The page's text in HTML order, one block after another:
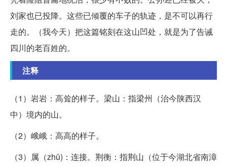
刘家也已投降。这些已倾覆的车子的轨迹，是不可以再行
走的。（我今天）把这篇铭刻在这山凹处，就是为了告诫
四川的老百姓的。
注释
（1）岩岩：高耸的样子。梁山：指梁州（治今陕西汉
中）境内的山。
（2）峨峨：高高的样子。
（3）属（zhǔ)：连接。荆衡：指荆山（位于今湖北省南漳